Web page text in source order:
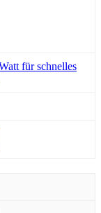
für schnelles